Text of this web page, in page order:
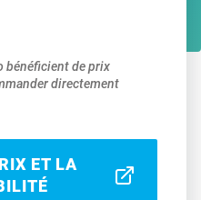
bénéficient de prix
directement
ET LA